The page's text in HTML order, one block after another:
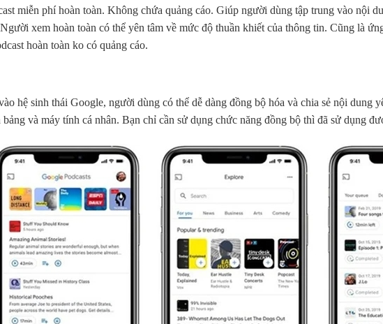
miễn phí hoàn toàn. Không chứa quảng cáo. Giúp người dùng tập trung vào nội
xem hoàn toàn có thể yên tâm về mức độ thuần khiết của thông tin. Cũng là
hoàn toàn ko có quảng cáo.
hệ sinh thái Google, người dùng có thể dễ dàng đồng bộ hóa và chia sẻ nội dung
và máy tính cá nhân. Bạn chỉ cần sử dụng chức năng đồng bộ thì đã sử dụng